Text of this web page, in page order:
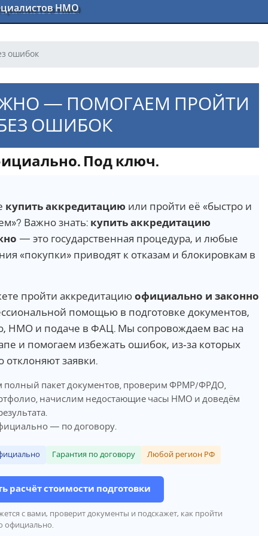
НМО
ошибок
— ПОМОГАЕМ ПРОЙТИ
ОШИБОК
Под ключ.
купить аккредитацию или пройти её «быстро и
Важно знать: купить аккредитацию
— это государственная процедура, и любые
«покупки» приводят к отказам и блокировкам в
пройти аккредитацию официально и законно
помощью в подготовке документов,
НМО и подаче в ФАЦ. Мы сопровождаем вас на
и помогаем избежать ошибок, из‑за которых
отклоняют заявки.
полный пакет документов, проверим ФРМР/ФРДО,
начислим недостающие часы НМО и доведём
— по договору.
Гарантия по договору Любой регион РФ
расчёт стоимости подготовки
с вами, проверит документы и подскажет, как пройти
официально.